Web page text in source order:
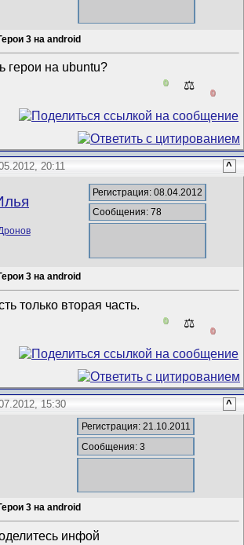
3 на android
герои на ubuntu?
0 ⚖️
0
20:11 ^
Регистрация: 08.04.2012
Сообщения: 78
3 на android
только вторая часть.
0 ⚖️
0
15:30 ^
Регистрация: 21.10.2011
Сообщения: 3
3 на android
инфой